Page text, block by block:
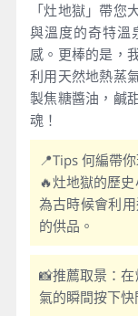
「灶地獄」帶
與溫度的奇特溫
感。更棒的是，
利用天然地熱蒸
製焦糖醬油，鹹
魂！
📍Tips 何編帶
🔥灶地獄的歷
為古時候會利
的供品。
📸推薦取景：
氣的瞬間按下快